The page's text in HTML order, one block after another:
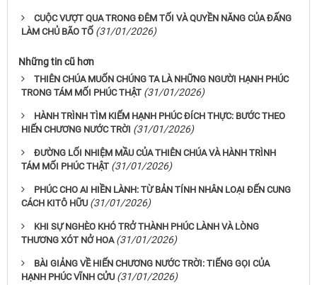
CUỘC VƯỢT QUA TRONG ĐÊM TỐI VÀ QUYỀN NĂNG CỦA ĐẤNG
LÀM CHỦ BÃO TỐ (31/01/2026)
Những tin cũ hơn
THIÊN CHÚA MUỐN CHÚNG TA LÀ NHỮNG NGƯỜI HẠNH PHÚC
TRONG TÁM MỐI PHÚC THẬT (31/01/2026)
HÀNH TRÌNH TÌM KIẾM HẠNH PHÚC ĐÍCH THỰC: BƯỚC THEO
HIẾN CHƯƠNG NƯỚC TRỜI (31/01/2026)
ĐƯỜNG LỐI NHIỆM MẦU CỦA THIÊN CHÚA VÀ HÀNH TRÌNH
TÁM MỐI PHÚC THẬT (31/01/2026)
PHÚC CHO AI HIỀN LÀNH: TỪ BẢN TÍNH NHÂN LOẠI ĐẾN CUNG
CÁCH KITÔ HỮU (31/01/2026)
KHI SỰ NGHÈO KHÓ TRỞ THÀNH PHÚC LÀNH VÀ LÒNG
THƯƠNG XÓT NỞ HOA (31/01/2026)
BÀI GIẢNG VỀ HIẾN CHƯƠNG NƯỚC TRỜI: TIẾNG GỌI CỦA
HẠNH PHÚC VĨNH CỬU (31/01/2026)